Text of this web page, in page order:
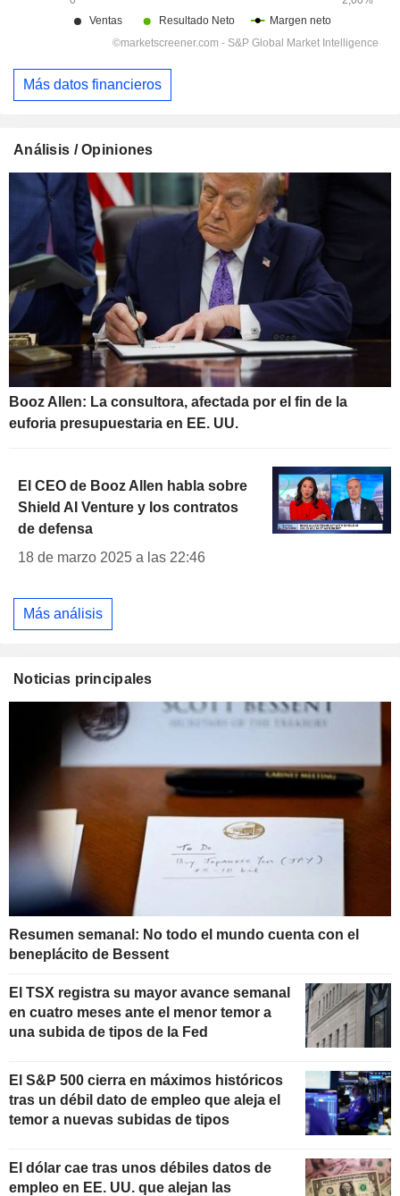
Más datos financieros
Análisis / Opiniones
Booz Allen: La consultora, afectada por el fin de la
euforia presupuestaria en EE. UU.
El CEO de Booz Allen habla sobre
Shield AI Venture y los contratos
de defensa
18 de marzo 2025 a las 22:46
Más análisis
Noticias principales
Resumen semanal: No todo el mundo cuenta con el
beneplácito de Bessent
El TSX registra su mayor avance semanal
en cuatro meses ante el menor temor a
una subida de tipos de la Fed
El S&P 500 cierra en máximos históricos
tras un débil dato de empleo que aleja el
temor a nuevas subidas de tipos
El dólar cae tras unos débiles datos de
empleo en EE. UU. que alejan las